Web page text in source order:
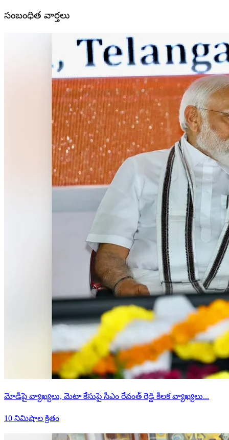
సంబంధిత వార్తలు
మోడీపై వ్యాఖ్యలు, మెటా కేసుపై సీఎం రేవంత్ రెడ్డి కీలక వ్యాఖ్యలు...
10 నిమిషాల క్రితం